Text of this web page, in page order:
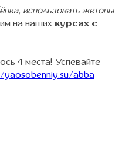
использовать жетоны
на наших курсах с
4 места! Успевайте
yaosobenniy.su/abba